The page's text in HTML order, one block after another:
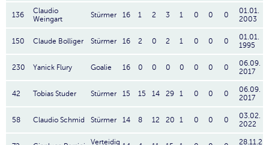
136
Claudio
Weingart
Stürmer 16 1 2 3 1 0 0 0
01.01.
2003
150 Claude Bolliger Stürmer 16 2 0 2 1 0 0 0
01.01.
1995
230 Yanick Flury Goalie 16 0 0 0 0 0 0 0
06.09.
2017
42 Tobias Studer Stürmer 15 15 14 29 1 0 0 0
06.09.
2017
58 Claudio Schmid Stürmer 14 8 12 20 1 0 0 0
03.02.
2022
Verteidig
28.11.2